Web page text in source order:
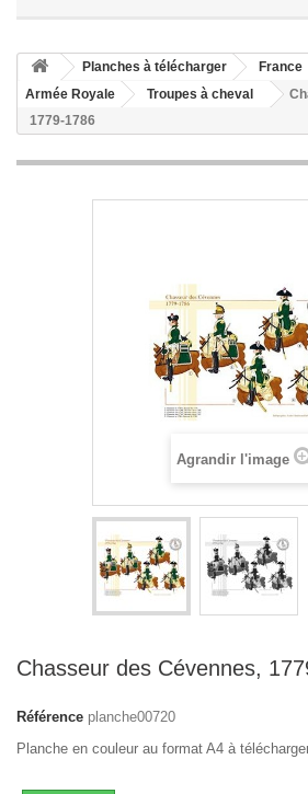
Planches à télécharger France
Armée Royale
Troupes à cheval
1779-1786
Agrandir l'image
Chasseur des Cévennes,
Référence planche00720
Planche en couleur au format A4 à